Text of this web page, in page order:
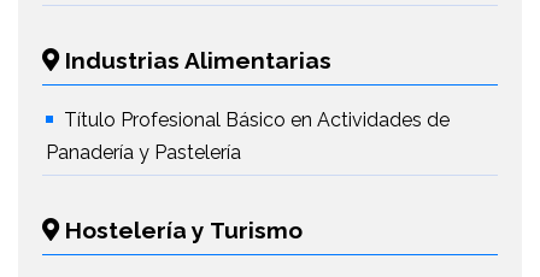
Industrias Alimentarias
Título Profesional Básico en Actividades de
Panadería y Pastelería
Hostelería y Turismo